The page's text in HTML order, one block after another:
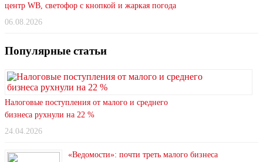
центр WB, светофор с кнопкой и жаркая погода
06.08.2026
Популярные статьи
Налоговые поступления от малого и среднего
бизнеса рухнули на 22 %
24.04.2026
«Ведомости»: почти треть малого бизнеса